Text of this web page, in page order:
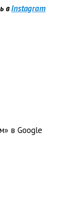
вInstagram
в Google